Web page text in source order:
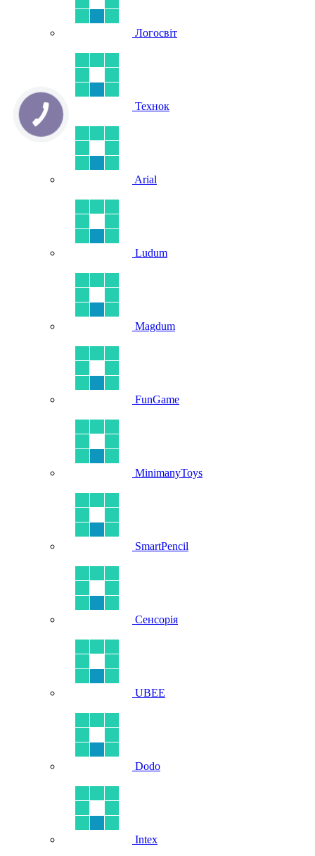
Логосвіт
Технок
Arial
Ludum
Magdum
FunGame
MinimanyToys
SmartPencil
Сенсорія
UBEE
Dodo
Intex